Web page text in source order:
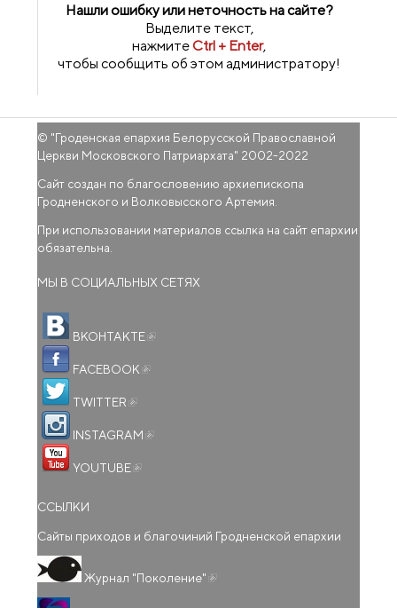
Нашли ошибку или неточность на сайте?
Выделите текст,
нажмитеCtrl + Enter,
чтобы сообщить об этом администратору!
© "Гроденская епархия Белорусской Православной
Церкви Московского Патриархата" 2002-2022
Сайт создан по благословению архиепископа
Гродненского и Волковысского Артемия.
При использовании материалов ссылка на сайт епархии
обязательна.
МЫ В СОЦИАЛЬНЫХ СЕТЯХ
ВКОНТАКТЕ
FACEBOOK
TWITTER
INSTAGRAM
YOUTUBE
ССЫЛКИ
Сайты приходов и благочиний Гродненской епархии
Журнал "Поколение"